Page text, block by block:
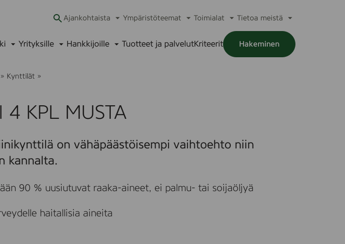
Ajankohtaista Ympäristöteemat Toimialat
alavalikko
Tietoa meistä
alavalikko
Yrityksille Hankkijoille Tuotteet ja palvelutKriteerit Hakeminen
» Kynttilät »
A
I
K
K
M
4 KPL MUSTA
on vähäpäästöisempi vaihtoehto niin
kannalta.
90 % uusiutuvat raaka-aineet, ei palmu- tai soijaöljyä
haitallisia aineita